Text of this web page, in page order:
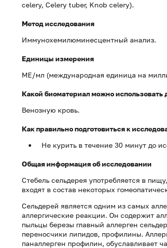
celery, Celery tuber, Knob celery).
Метод исследования
Иммунохемилюминесцентный анализ.
Единицы измерения
МЕ/мл (международная единица на
Какой биоматериал можно использовать
Венозную кровь.
Как правильно подготовиться к
Не курить в течение 30 минут до
Общая информация об исследовании
Стебель сельдерея употребляется в
входят в состав некоторых
Сельдерей является одним из самых
аллергические реакции. Он содержит
пыльцы березы главный аллерген
переносчики липидов, профилины.
паналлерген профилин, обуславливает